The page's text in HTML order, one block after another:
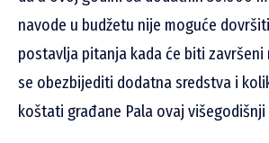
navode u budžetu nije moguće
postavlja pitanja kada će biti završeni
se obezbijediti dodatna sredstva i
koštati građane Pala ovaj višegodišnji